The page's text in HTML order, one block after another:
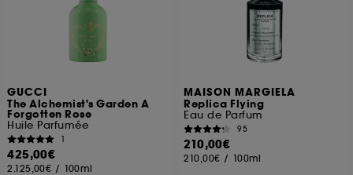
GUCCI
The Alchemist's Garden A
Forgotten Rose
Huile Parfumée
1
425,00€
2.125,00€ / 100ml
MAISON MARGIELA
Replica Flying
Eau de Parfum
95
210,00€
210,00€ / 100ml